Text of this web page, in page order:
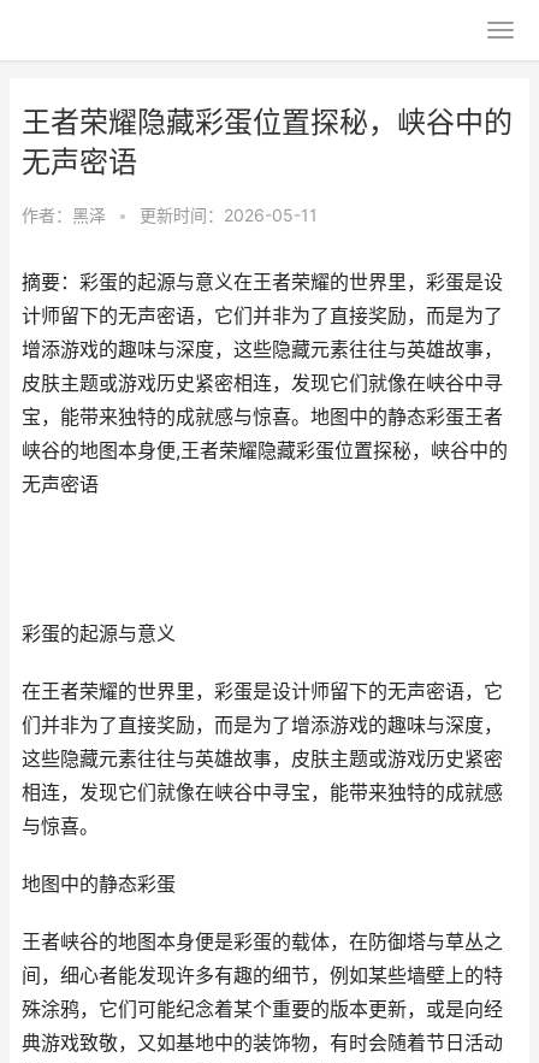
王者荣耀隐藏彩蛋位置探秘，峡谷中的
无声密语
作者： 黑泽 • 更新时间：2026-05-11
摘要：彩蛋的起源与意义在王者荣耀的世界里，彩蛋是设
计师留下的无声密语，它们并非为了直接奖励，而是为了
增添游戏的趣味与深度，这些隐藏元素往往与英雄故事，
皮肤主题或游戏历史紧密相连，发现它们就像在峡谷中寻
宝，能带来独特的成就感与惊喜。地图中的静态彩蛋王者
峡谷的地图本身便,王者荣耀隐藏彩蛋位置探秘，峡谷中的
无声密语
彩蛋的起源与意义
在王者荣耀的世界里，彩蛋是设计师留下的无声密语，它
们并非为了直接奖励，而是为了增添游戏的趣味与深度，
这些隐藏元素往往与英雄故事，皮肤主题或游戏历史紧密
相连，发现它们就像在峡谷中寻宝，能带来独特的成就感
与惊喜。
地图中的静态彩蛋
王者峡谷的地图本身便是彩蛋的载体，在防御塔与草丛之
间，细心者能发现许多有趣的细节，例如某些墙壁上的特
殊涂鸦，它们可能纪念着某个重要的版本更新，或是向经
典游戏致敬，又如基地中的装饰物，有时会随着节日活动